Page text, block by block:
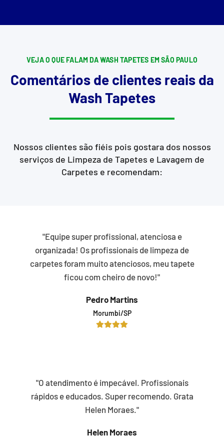
VEJA O QUE FALAM DA WASH TAPETES EM SÃO PAULO
Comentários de clientes reais da
Wash Tapetes
Nossos clientes são fiéis pois gostara dos nossos
serviços de Limpeza de Tapetes e Lavagem de
Carpetes e recomendam:
"Equipe super profissional, atenciosa e
organizada! Os profissionais de limpeza de
carpetes foram muito atenciosos, meu tapete
ficou com cheiro de novo!"
Pedro Martins
Morumbi/SP
"O atendimento é impecável. Profissionais
rápidos e educados. Super recomendo. Grata
Helen Moraes."
Helen Moraes